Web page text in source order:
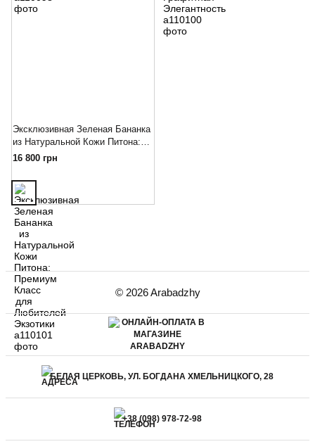
Эксклюзивная Зеленая Бананка
из Натуральной Кожи Питона:
Премиум Класс для Любителей
16 800 грн
© 2026 Arabadzhy
БЕЛАЯ ЦЕРКОВЬ, УЛ. БОГДАНА ХМЕЛЬНИЦКОГО, 28
+38 (098) 978-72-98